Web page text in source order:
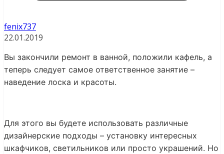
fenix737
22.01.2019
Вы закончили ремонт в ванной, положили кафель, а
теперь следует самое ответственное занятие –
наведение лоска и красоты.
Для этого вы будете использовать различные
дизайнерские подходы – установку интересных
шкафчиков, светильников или просто украшений. Но